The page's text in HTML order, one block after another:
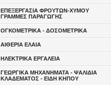
ΕΠΕΞΕΡΓΑΣΙΑ ΦΡΟΥΤΩΝ-ΧΥΜΟΥ
ΓΡΑΜΜΕΣ ΠΑΡΑΓΩΓΗΣ
ΟΓΚΟΜΕΤΡΙΚΑ - ΔΟΣΟΜΕΤΡΙΚΑ
ΑΙΘΕΡΙΑ ΕΛΑΙΑ
ΗΛΕΚΤΡΙΚΑ ΕΡΓΑΛΕΙΑ
ΓΕΩΡΓΙΚΑ ΜΗΧΑΝΗΜΑΤΑ - ΨΑΛΙΔΙΑ
ΚΛΑΔΕΜΑΤΟΣ - ΕΙΔΗ ΚΗΠΟΥ